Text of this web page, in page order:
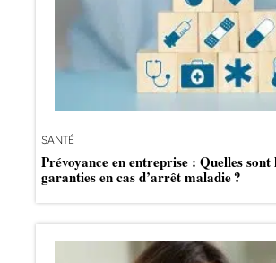
SANTÉ
Prévoyance en entreprise : Quelles sont
garanties en cas d’arrêt maladie ?